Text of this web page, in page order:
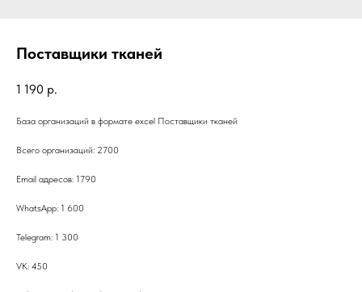
Поставщики тканей
1 190 р.
База организаций в формате excel Поставщики тканей
Всего организаций: 2700
Email адресов: 1790
WhatsApp: 1 600
Telegram: 1 300
VK: 450